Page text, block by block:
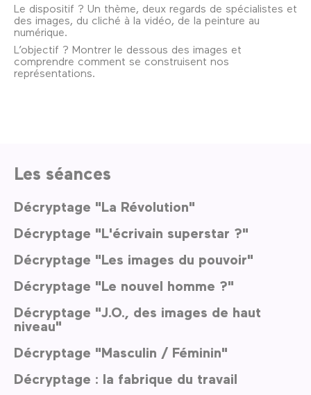
Le dispositif ? Un thème, deux regards de spécialistes et
des images, du cliché à la vidéo, de la peinture au
numérique.
L’objectif ? Montrer le dessous des images et
comprendre comment se construisent nos
représentations.
Les séances
Décryptage "La Révolution"
Décryptage "L'écrivain superstar ?"
Décryptage "Les images du pouvoir"
Décryptage "Le nouvel homme ?"
Décryptage "J.O., des images de haut
niveau"
Décryptage "Masculin / Féminin"
Décryptage : la fabrique du travail